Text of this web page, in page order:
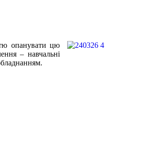
опанувати цю
– навчальні